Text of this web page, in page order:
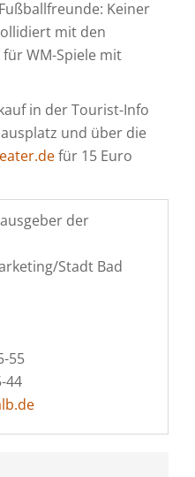
Keiner
mit den
WM-Spiele mit
in der Tourist-Info
und über die
für 15 Euro
der
Stadt Bad
55
44